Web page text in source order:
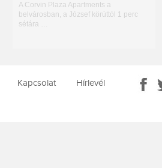
A Corvin Plaza Apartments a
belvárosban, a József körúttól 1 perc
sétára …
Kapcsolat Hírlevél